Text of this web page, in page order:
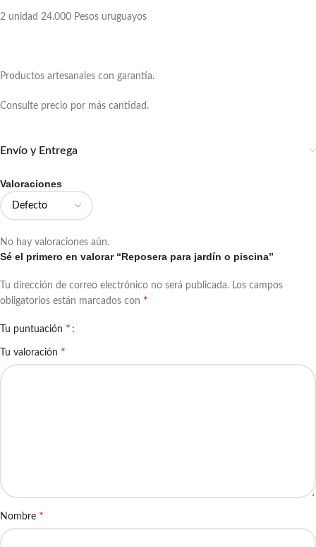
2 unidad 24.000 Pesos uruguayos
Productos artesanales con garantía.
Consulte precio por más cantidad.
Envío y Entrega
Valoraciones
No hay valoraciones aún.
Sé el primero en valorar “Reposera para jardín o piscina”
Tu dirección de correo electrónico no será publicada. Los campos
obligatorios están marcados con *
Tu puntuación *
Tu valoración *
Nombre *